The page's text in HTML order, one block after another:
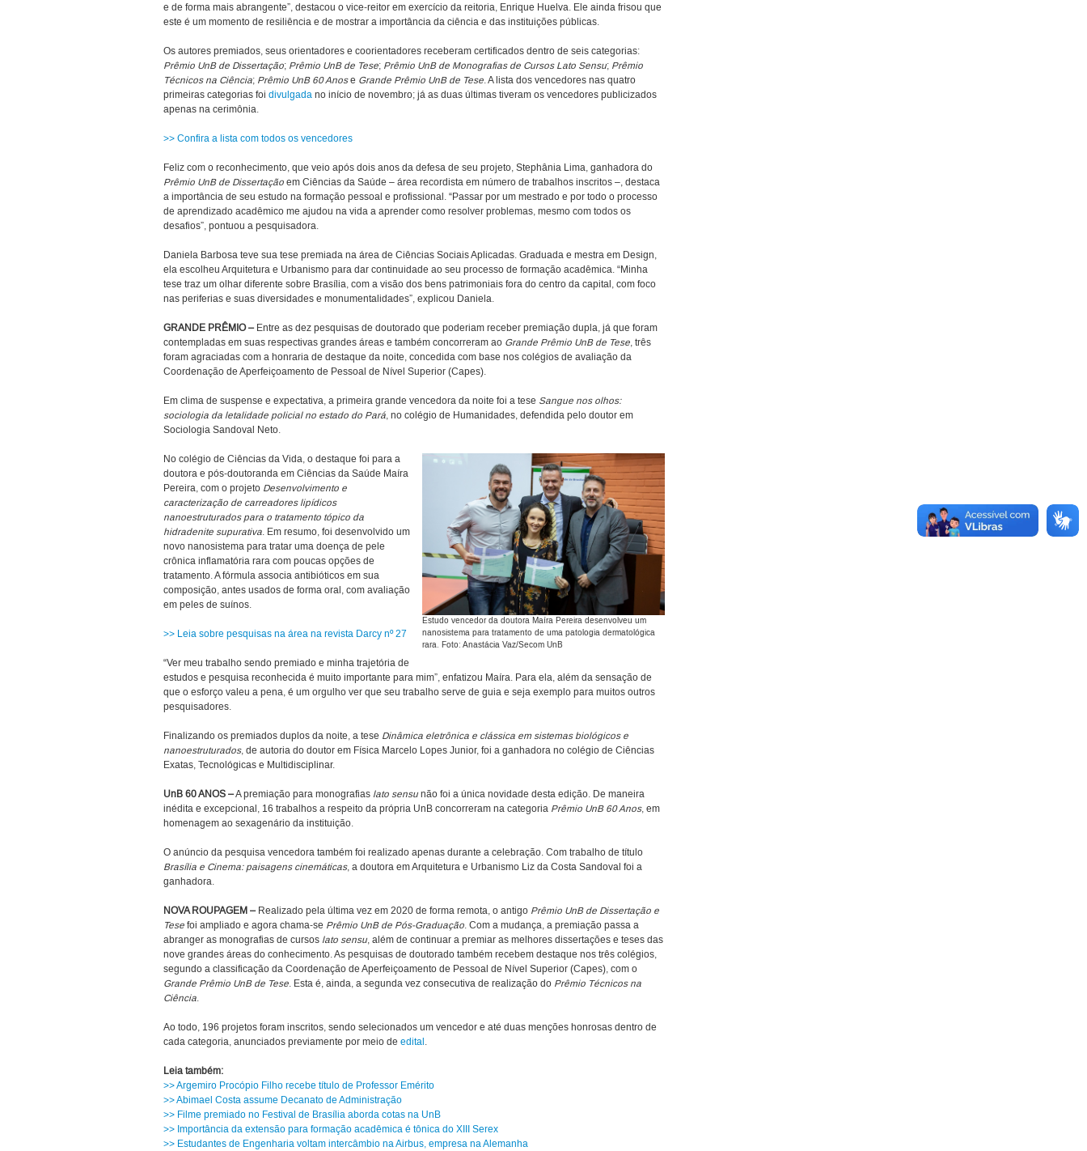
e de forma mais abrangente”, destacou o vice-reitor em exercício da reitoria, Enrique Huelva. Ele ainda frisou que
este é um momento de resiliência e de mostrar a importância da ciência e das instituições públicas.
Os autores premiados, seus orientadores e coorientadores receberam certificados dentro de seis categorias:
Prêmio UnB de Dissertação; Prêmio UnB de Tese; Prêmio UnB de Monografias de Cursos Lato Sensu; Prêmio
Técnicos na Ciência; Prêmio UnB 60 Anose Grande Prêmio UnB de Tese. A lista dos vencedores nas quatro
primeiras categorias foi divulgada no início de novembro; já as duas últimas tiveram os vencedores publicizados
apenas na cerimônia.
>> Confira a lista com todos os vencedores
Feliz com o reconhecimento, que veio após dois anos da defesa de seu projeto, Stephânia Lima, ganhadora do
Prêmio UnB de Dissertação em Ciências da Saúde – área recordista em número de trabalhos inscritos –, destaca
a importância de seu estudo na formação pessoal e profissional. “Passar por um mestrado e por todo o processo
de aprendizado acadêmico me ajudou na vida a aprender como resolver problemas, mesmo com todos os
desafios”, pontuou a pesquisadora.
Daniela Barbosa teve sua tese premiada na área de Ciências Sociais Aplicadas. Graduada e mestra em Design,
ela escolheu Arquitetura e Urbanismo para dar continuidade ao seu processo de formação acadêmica. “Minha
tese traz um olhar diferente sobre Brasília, com a visão dos bens patrimoniais fora do centro da capital, com foco
nas periferias e suas diversidades e monumentalidades”, explicou Daniela.
GRANDE PRÊMIO –Entre as dez pesquisas de doutorado que poderiam receber premiação dupla, já que foram
contempladas em suas respectivas grandes áreas e também concorreram ao Grande Prêmio UnB de Tese, três
foram agraciadas com a honraria de destaque da noite, concedida com base nos colégios de avaliação da
Coordenação de Aperfeiçoamento de Pessoal de Nível Superior (Capes).
Em clima de suspense e expectativa, a primeira grande vencedora da noite foi a tese Sangue nos olhos:
sociologia da letalidade policial no estado do Pará, no colégio de Humanidades, defendida pelo doutor em
Sociologia Sandoval Neto.
Estudo vencedor da doutora Maíra Pereira desenvolveu um
nanosistema para tratamento de uma patologia dermatológica
rara. Foto: Anastácia Vaz/Secom UnB
No colégio de Ciências da Vida, o destaque foi para a
doutora e pós-doutoranda em Ciências da Saúde Maíra
Pereira, com o projeto Desenvolvimento e
caracterização de carreadores lipídicos
nanoestruturados para o tratamento tópico da
hidradenite supurativa. Em resumo, foi desenvolvido um
novo nanosistema para tratar uma doença de pele
crônica inflamatória rara com poucas opções de
tratamento. A fórmula associa antibióticos em sua
composição, antes usados de forma oral, com avaliação
em peles de suínos.
>> Leia sobre pesquisas na área na revista Darcy nº 27
“Ver meu trabalho sendo premiado e minha trajetória de
estudos e pesquisa reconhecida é muito importante para mim”, enfatizou Maíra. Para ela, além da sensação de
que o esforço valeu a pena, é um orgulho ver que seu trabalho serve de guia e seja exemplo para muitos outros
pesquisadores.
Finalizando os premiados duplos da noite, a tese Dinâmica eletrônica e clássica em sistemas biológicos e
nanoestruturados, de autoria do doutor em Física Marcelo Lopes Junior, foi a ganhadora no colégio de Ciências
Exatas, Tecnológicas e Multidisciplinar.
UnB 60 ANOS –A premiação para monografias lato sensu não foi a única novidade desta edição. De maneira
inédita e excepcional, 16 trabalhos a respeito da própria UnB concorreram na categoria Prêmio UnB 60 Anos, em
homenagem ao sexagenário da instituição.
O anúncio da pesquisa vencedora também foi realizado apenas durante a celebração. Com trabalho de título
Brasília e Cinema: paisagens cinemáticas, a doutora em Arquitetura e Urbanismo Liz da Costa Sandoval foi a
ganhadora.
NOVA ROUPAGEM –Realizado pela última vez em 2020 de forma remota, o antigo Prêmio UnB de Dissertação e
Tese foi ampliado e agora chama-se Prêmio UnB de Pós-Graduação. Com a mudança, a premiação passa a
abranger as monografias de cursos lato sensu, além de continuar a premiar as melhores dissertações e teses das
nove grandes áreas do conhecimento. As pesquisas de doutorado também recebem destaque nos três colégios,
segundo a classificação da Coordenação de Aperfeiçoamento de Pessoal de Nível Superior (Capes), com o
Grande Prêmio UnB de Tese. Esta é, ainda, a segunda vez consecutiva de realização do Prêmio Técnicos na
Ciência.
Ao todo, 196 projetos foram inscritos, sendo selecionados um vencedor e até duas menções honrosas dentro de
cada categoria, anunciados previamente por meio de edital.
Leia também:
>> Argemiro Procópio Filho recebe título de Professor Emérito
>> Abimael Costa assume Decanato de Administração
>> Filme premiado no Festival de Brasília aborda cotas na UnB
>> Importância da extensão para formação acadêmica é tônica do XIII Serex
>> Estudantes de Engenharia voltam intercâmbio na Airbus, empresa na Alemanha